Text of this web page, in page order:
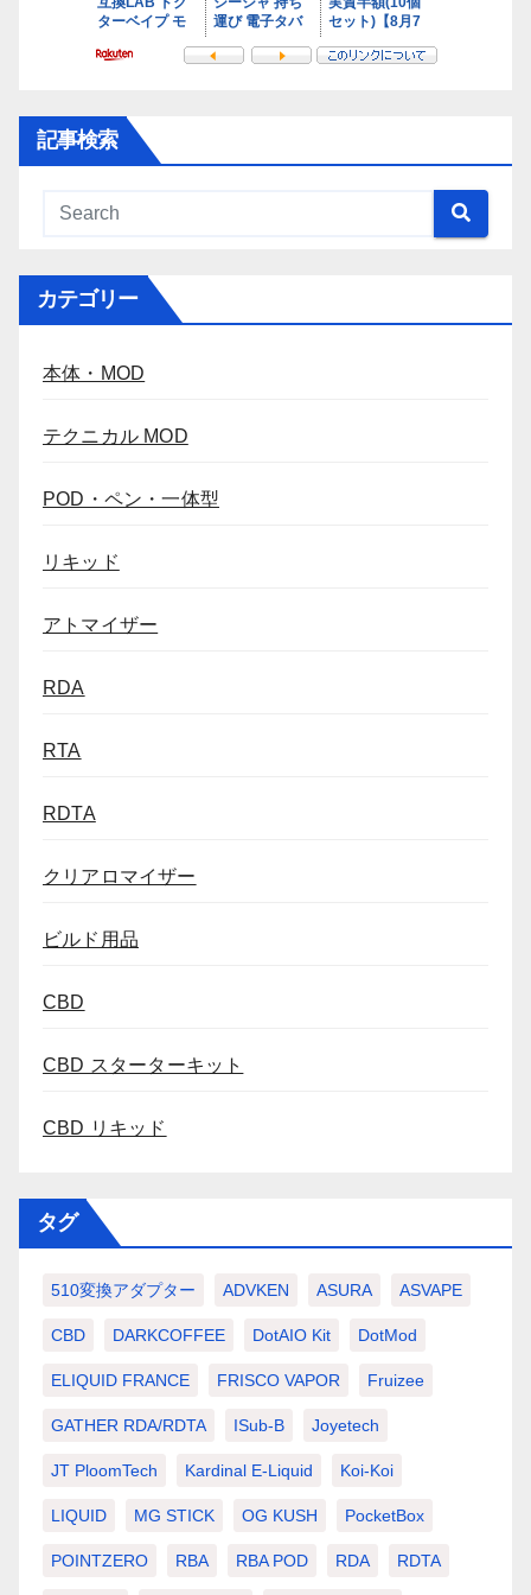
記事検索
カテゴリー
本体・MOD
テクニカル MOD
POD・ペン・一体型
リキッド
アトマイザー
RDA
RTA
RDTA
クリアロマイザー
ビルド用品
CBD
CBD スターターキット
CBD リキッド
タグ
510変換アダプター ADVKEN ASURA ASVAPE
CBD DARKCOFFEE DotAIO Kit DotMod
ELIQUID FRANCE FRISCO VAPOR Fruizee
GATHER RDA/RDTA ISub-B Joyetech
JT PloomTech Kardinal E-Liquid Koi-Koi
LIQUID MG STICK OG KUSH PocketBox
POINTZERO RBA RBA POD RDA RDTA